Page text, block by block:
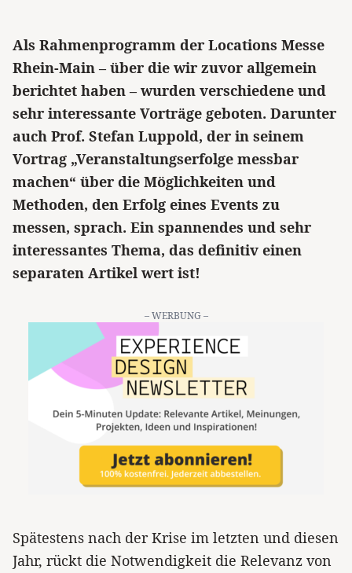
Als Rahmenprogramm der Locations Messe
Rhein-Main – über die wir zuvor allgemein
berichtet haben – wurden verschiedene und
sehr interessante Vorträge geboten. Darunter
auch Prof. Stefan Luppold, der in seinem
Vortrag „Veranstaltungserfolge messbar
machen“ über die Möglichkeiten und
Methoden, den Erfolg eines Events zu
messen, sprach. Ein spannendes und sehr
interessantes Thema, das definitiv einen
separaten Artikel wert ist!
– WERBUNG –
Spätestens nach der Krise im letzten und diesen
Jahr, rückt die Notwendigkeit die Relevanz von